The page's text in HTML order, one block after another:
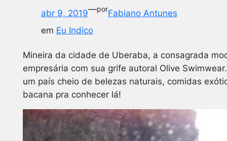
abr 9, 2019—porFabiano Antunes
em Eu Indico
Mineira da cidade de Uberaba, a consagrada
empresária com sua grife autoral Olive
um país cheio de belezas naturais, comidas
bacana pra conhecer lá!